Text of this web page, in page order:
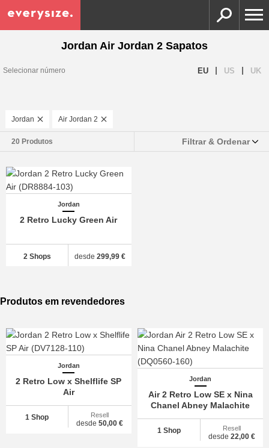
Jordan Air Jordan 2 Sapatos
Selecionar número EU | US | UK
Jordan Air Jordan 2
20 Produtos Filtrar & Ordenar
Jordan
2 Retro Lucky Green Air
2 Shops desde 299,99 €
Produtos em revendedores
Jordan
2 Retro Low x Shelflife SP
Air
1 Shop
Resell
desde 50,00 €
Jordan
Air 2 Retro Low SE x Nina
Chanel Abney Malachite
1 Shop
Resell
desde 22,00 €